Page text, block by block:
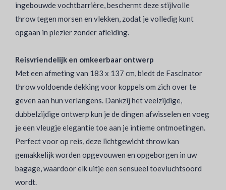
ingebouwde vochtbarrière, beschermt deze stijlvolle
throw tegen morsen en vlekken, zodat je volledig kunt
opgaan in plezier zonder afleiding.
Reisvriendelijk en omkeerbaar ontwerp
Met een afmeting van 183 x 137 cm, biedt de Fascinator
throw voldoende dekking voor koppels om zich over te
geven aan hun verlangens. Dankzij het veelzijdige,
dubbelzijdige ontwerp kun je de dingen afwisselen en voeg
je een vleugje elegantie toe aan je intieme ontmoetingen.
Perfect voor op reis, deze lichtgewicht throw kan
gemakkelijk worden opgevouwen en opgeborgen in uw
bagage, waardoor elk uitje een sensueel toevluchtsoord
wordt.